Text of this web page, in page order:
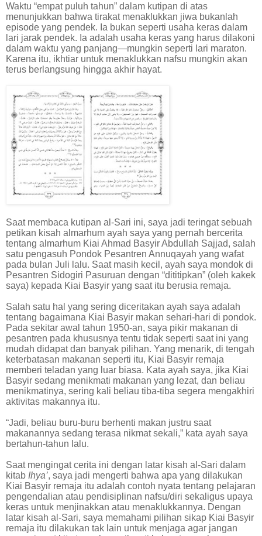
Waktu “empat puluh tahun” dalam kutipan di atas
menunjukkan bahwa tirakat menaklukkan jiwa bukanlah
episode yang pendek. Ia bukan seperti usaha keras dalam
lari jarak pendek. Ia adalah usaha keras yang harus dilakoni
dalam waktu yang panjang—mungkin seperti lari maraton.
Karena itu, ikhtiar untuk menaklukkan nafsu mungkin akan
terus berlangsung hingga akhir hayat.
Saat membaca kutipan al-Sari ini, saya jadi teringat sebuah
petikan kisah almarhum ayah saya yang pernah bercerita
tentang almarhum Kiai Ahmad Basyir Abdullah Sajjad, salah
satu pengasuh Pondok Pesantren Annuqayah yang wafat
pada bulan Juli lalu. Saat masih kecil, ayah saya mondok di
Pesantren Sidogiri Pasuruan dengan “dititipkan” (oleh kakek
saya) kepada Kiai Basyir yang saat itu berusia remaja.
Salah satu hal yang sering diceritakan ayah saya adalah
tentang bagaimana Kiai Basyir makan sehari-hari di pondok.
Pada sekitar awal tahun 1950-an, saya pikir makanan di
pesantren pada khususnya tentu tidak seperti saat ini yang
mudah didapat dan banyak pilihan. Yang menarik, di tengah
keterbatasan makanan seperti itu, Kiai Basyir remaja
memberi teladan yang luar biasa. Kata ayah saya, jika Kiai
Basyir sedang menikmati makanan yang lezat, dan beliau
menikmatinya, sering kali beliau tiba-tiba segera mengakhiri
aktivitas makannya itu.
“Jadi, beliau buru-buru berhenti makan justru saat
makanannya sedang terasa nikmat sekali,” kata ayah saya
bertahun-tahun lalu.
Saat mengingat cerita ini dengan latar kisah al-Sari dalam
kitab Ihya’, saya jadi mengerti bahwa apa yang dilakukan
Kiai Basyir remaja itu adalah contoh nyata tentang pelajaran
pengendalian atau pendisiplinan nafsu/diri sekaligus upaya
keras untuk menjinakkan atau menaklukkannya. Dengan
latar kisah al-Sari, saya memahami pilihan sikap Kiai Basyir
remaja itu dilakukan tak lain untuk menjaga agar jangan